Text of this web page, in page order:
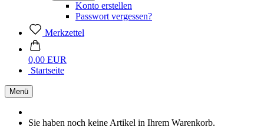
Konto erstellen
Passwort vergessen?
Merkzettel
0,00 EUR
Startseite
Menü
Sie haben noch keine Artikel in Ihrem Warenkorb.